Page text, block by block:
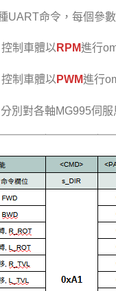
UART命令，每個參
制車體以 RPM進行
制車體以 PWM進行
別對各軸MG995伺